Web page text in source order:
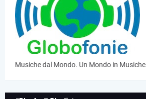
Musiche dal Mondo. Un Mondo in Musiche